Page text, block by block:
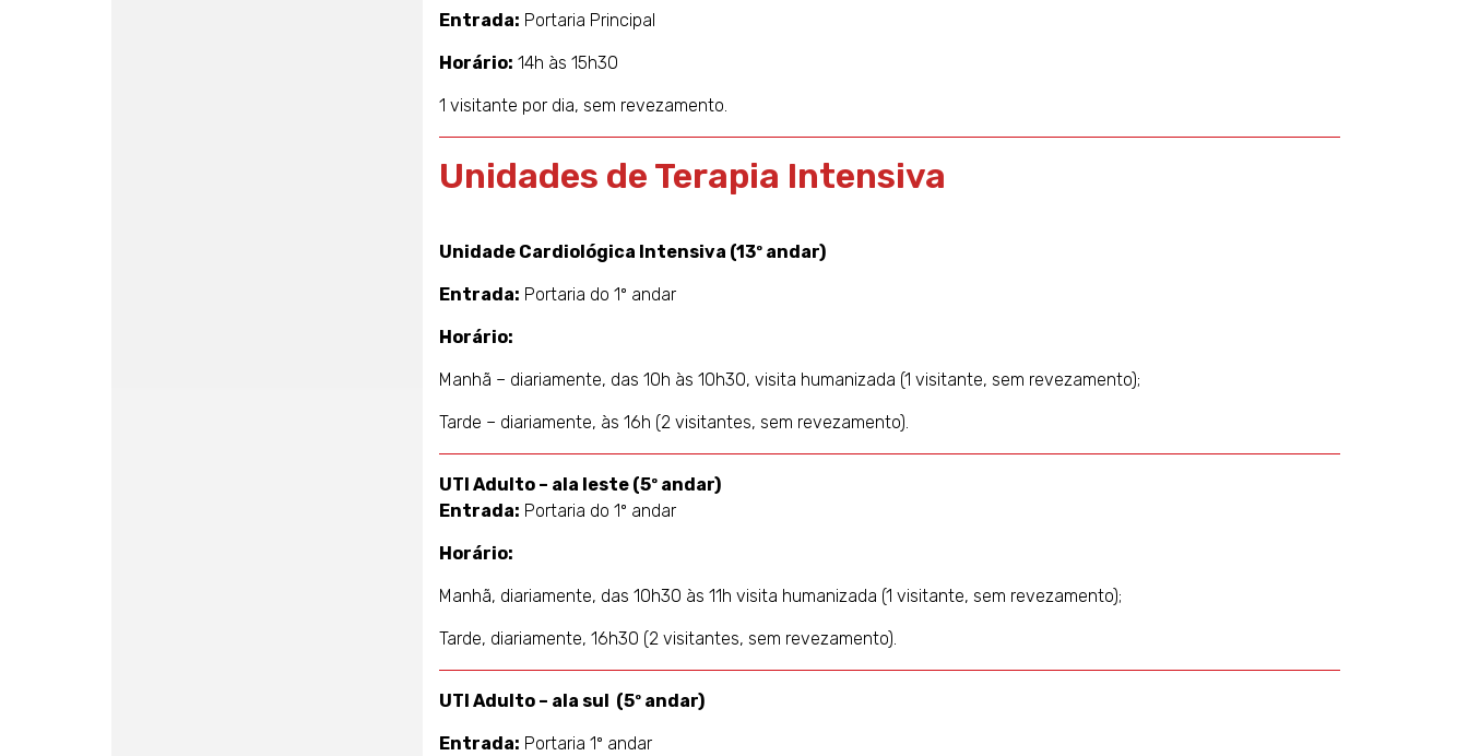
Entrada: Portaria Principal
Horário: 14h às 15h30
1 visitante por dia, sem revezamento.
Unidades de Terapia Intensiva
Unidade Cardiológica Intensiva (13º andar)
Entrada: Portaria do 1º andar
Horário:
Manhã – diariamente, das 10h às 10h30, visita humanizada (1 visitante, sem revezamento);
Tarde – diariamente, às 16h (2 visitantes, sem revezamento).
UTI Adulto – ala leste (5º andar)
Entrada: Portaria do 1º andar
Horário:
Manhã, diariamente, das 10h30 às 11h visita humanizada (1 visitante, sem revezamento);
Tarde, diariamente, 16h30 (2 visitantes, sem revezamento).
UTI Adulto – ala sul (5º andar)
Entrada: Portaria 1º andar